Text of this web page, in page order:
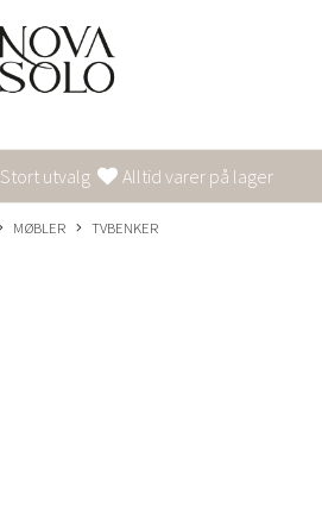
Stort utvalg Alltid varer på lager
MØBLER TVBENKER